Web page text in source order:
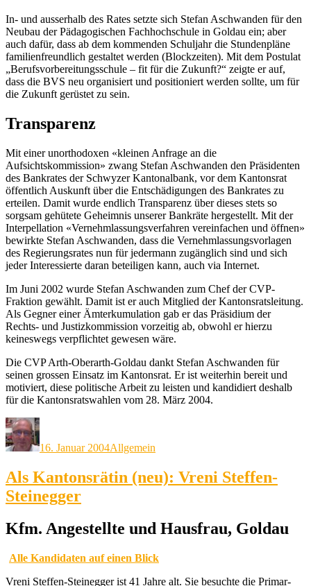
In- und ausserhalb des Rates setzte sich Stefan Aschwanden für den
Neubau der Pädagogischen Fachhochschule in Goldau ein; aber
auch dafür, dass ab dem kommenden Schuljahr die Stundenpläne
familienfreundlich gestaltet werden (Blockzeiten). Mit dem Postulat
„Berufsvorbereitungsschule – fit für die Zukunft?“ zeigte er auf,
dass die BVS neu organisiert und positioniert werden sollte, um für
die Zukunft gerüstet zu sein.
Transparenz
Mit einer unorthodoxen «kleinen Anfrage an die
Aufsichtskommission» zwang Stefan Aschwanden den Präsidenten
des Bankrates der Schwyzer Kantonalbank, vor dem Kantonsrat
öffentlich Auskunft über die Entschädigungen des Bankrates zu
erteilen. Damit wurde endlich Transparenz über dieses stets so
sorgsam gehütete Geheimnis unserer Bankräte hergestellt. Mit der
Interpellation «Vernehmlassungsverfahren vereinfachen und öffnen»
bewirkte Stefan Aschwanden, dass die Vernehmlassungsvorlagen
des Regierungsrates nun für jedermann zugänglich sind und sich
jeder Interessierte daran beteiligen kann, auch via Internet.
Im Juni 2002 wurde Stefan Aschwanden zum Chef der CVP-
Fraktion gewählt. Damit ist er auch Mitglied der Kantonsratsleitung.
Als Gegner einer Ämterkumulation gab er das Präsidium der
Rechts- und Justizkommission vorzeitig ab, obwohl er hierzu
keineswegs verpflichtet gewesen wäre.
Die CVP Arth-Oberarth-Goldau dankt Stefan Aschwanden für
seinen grossen Einsatz im Kantonsrat. Er ist weiterhin bereit und
motiviert, diese politische Arbeit zu leisten und kandidiert deshalb
für die Kantonsratswahlen vom 28. März 2004.
Autor
Veröffentlicht
am
16. Januar 2004Allgemein
Als Kantonsrätin (neu): Vreni Steffen-
Steinegger
Kfm. Angestellte und Hausfrau, Goldau
Alle Kandidaten auf einen Blick
Vreni Steffen-Steinegger ist 41 Jahre alt. Sie besuchte die Primar-